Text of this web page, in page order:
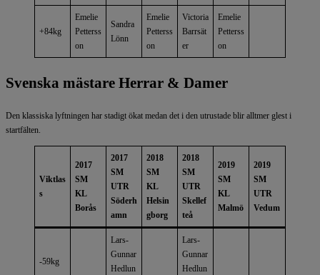
+84kg
Emelie
Petterss
on
Sandra
Lönn
Emelie
Petterss
on
Victoria
Barrsät
er
Emelie
Petterss
on
Svenska mästare Herrar & Damer
Den klassiska lyftningen har stadigt ökat medan det i den utrustade blir alltmer glest i
startfälten.
Viktlas
s
2017
SM
KL
Borås
2017
SM
UTR
Söderh
amn
2018
SM
KL
Helsin
gborg
2018
SM
UTR
Skellef
teå
2019
SM
KL
Malmö
2019
SM
UTR
Vedum
-59kg
Lars-
Gunnar
Hedlun
Lars-
Gunnar
Hedlun